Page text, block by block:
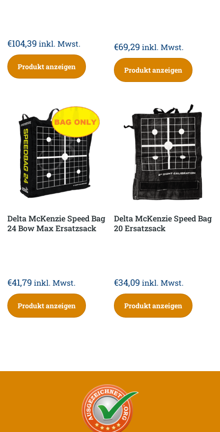
€104,39 inkl. Mwst.
Produkt anzeigen
€69,29 inkl. Mwst.
Produkt anzeigen
Delta McKenzie Speed Bag
24 Bow Max Ersatzsack
€41,79 inkl. Mwst.
Produkt anzeigen
Delta McKenzie Speed Bag
20 Ersatzsack
€34,09 inkl. Mwst.
Produkt anzeigen